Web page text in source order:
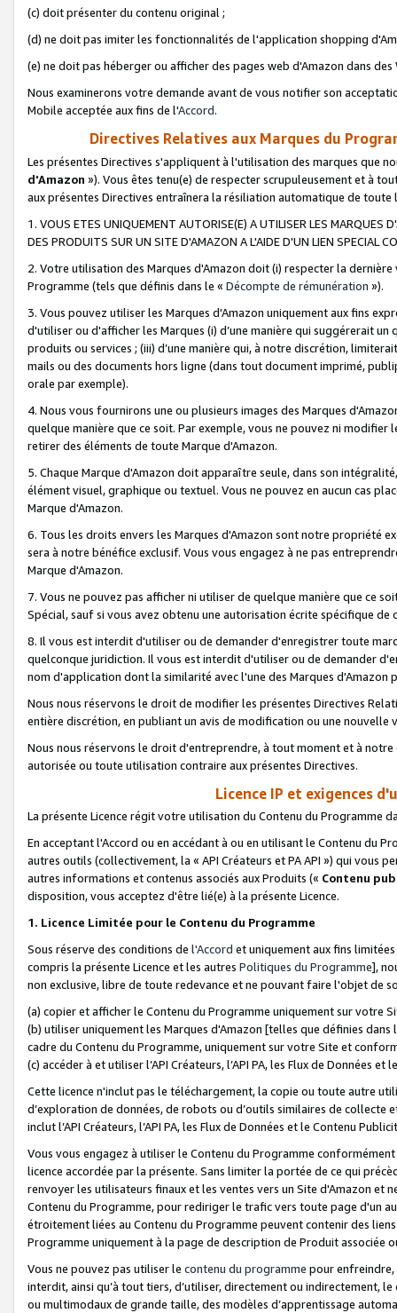
(c) doit présenter du contenu original ;
(d) ne doit pas imiter les fonctionnalités de l'application shopping
(e) ne doit pas héberger ou afficher des pages web d'Amazon dans
Nous examinerons votre demande avant de vous notifier son
Mobile acceptée aux fins de l'Accord.
Directives Relatives aux Marques du
Les présentes Directives s'appliquent à l'utilisation des marques que
d'Amazon »). Vous êtes tenu(e) de respecter scrupuleusement et à
aux présentes Directives entraînera la résiliation automatique de
1. VOUS ETES UNIQUEMENT AUTORISE(E) A UTILISER LES MARQUES
DES PRODUITS SUR UN SITE D'AMAZON A L'AIDE D'UN LIEN SPECIAL
2. Votre utilisation des Marques d'Amazon doit (i) respecter la
Programme (tels que définis dans le « Décompte de rémunération »).
3. Vous pouvez utiliser les Marques d'Amazon uniquement aux fins
d'utiliser ou d'afficher les Marques (i) d’une manière qui suggérerait
produits ou services ; (iii) d’une manière qui, à notre discrétion,
mails ou des documents hors ligne (dans tout document imprimé,
orale par exemple).
4. Nous vous fournirons une ou plusieurs images des Marques
quelque manière que ce soit. Par exemple, vous ne pouvez ni
retirer des éléments de toute Marque d'Amazon.
5. Chaque Marque d'Amazon doit apparaître seule, dans son
élément visuel, graphique ou textuel. Vous ne pouvez en aucun cas
Marque d'Amazon.
6. Tous les droits envers les Marques d'Amazon sont notre propriété
sera à notre bénéfice exclusif. Vous vous engagez à ne pas
Marque d'Amazon.
7. Vous ne pouvez pas afficher ni utiliser de quelque manière que ce
Spécial, sauf si vous avez obtenu une autorisation écrite spécifique de
8. Il vous est interdit d'utiliser ou de demander d'enregistrer toute
quelconque juridiction. Il vous est interdit d'utiliser ou de demander
nom d'application dont la similarité avec l'une des Marques
Nous nous réservons le droit de modifier les présentes Directives
entière discrétion, en publiant un avis de modification ou une nouvelle
Nous nous réservons le droit d'entreprendre, à tout moment et à
autorisée ou toute utilisation contraire aux présentes Directives.
Licence IP et exigences
La présente Licence régit votre utilisation du Contenu du Programme
En acceptant l'Accord ou en accédant à ou en utilisant le Contenu du
autres outils (collectivement, la « API Créateurs et PA API ») qui vous
autres informations et contenus associés aux Produits (« Contenu
disposition, vous acceptez d'être lié(e) à la présente Licence.
1. Licence Limitée pour le Contenu du Programme
Sous réserve des conditions de l'Accord et uniquement aux fins
compris la présente Licence et les autres Politiques du Programme],
non exclusive, libre de toute redevance et ne pouvant faire l'objet de
(a) copier et afficher le Contenu du Programme uniquement sur votre
(b) utiliser uniquement les Marques d'Amazon [telles que définies dans
cadre du Contenu du Programme, uniquement sur votre Site et
(c) accéder à et utiliser l’API Créateurs, l’API PA, les Flux de Données
Cette licence n'inclut pas le téléchargement, la copie ou toute autre
d’exploration de données, de robots ou d’outils similaires de
inclut l’API Créateurs, l’API PA, les Flux de Données et le Contenu
Vous vous engagez à utiliser le Contenu du Programme
licence accordée par la présente. Sans limiter la portée de ce qui
renvoyer les utilisateurs finaux et les ventes vers un Site d'Amazon et
Contenu du Programme, pour rediriger le trafic vers toute page d'un
étroitement liées au Contenu du Programme peuvent contenir des
Programme uniquement à la page de description de Produit associée
Vous ne pouvez pas utiliser le contenu du programme pour
interdit, ainsi qu’à tout tiers, d’utiliser, directement ou indirectement,
ou multimodaux de grande taille, des modèles d’apprentissage